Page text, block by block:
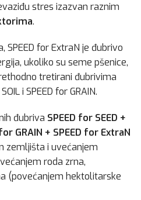
stres izazvan raznim
.
SPEED for ExtraN je đubrivo
ukoliko su seme pšenice,
tretirani đubrivima
i SPEED for GRAIN.
đubriva SPEED for SEED +
GRAIN + SPEED for ExtraN
zemljišta i uvećanjem
roda zrna,
(povećanjem hektolitarske